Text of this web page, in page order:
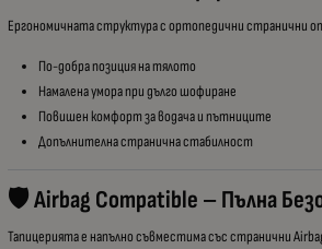
Ергономичната структура с ортопедични странични
По-добра позиция на тялото
Намалена умора при дълго шофиране
Повишен комфорт за водача и пътниците
Допълнителна странична стабилност
🛡 Airbag Compatible – Пълна
Тапицерията е напълно съвместима със странични